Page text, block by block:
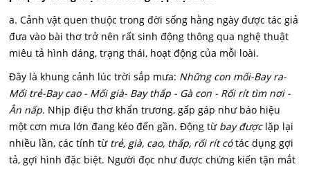
a. Cảnh vật quen thuộc trong đời sống hằng ngày được tác giả
đưa vào bài thơ trở nên rất sinh động thông qua nghệ thuật
miêu tả hình dáng, trạng thái, hoạt động của mỗi loài.
Đây là khung cảnh lúc trời sắp mưa: Những con mối-Bay ra-
Mối trẻ-Bay cao - Mối già- Bay thấp - Gà con - Rối rít tìm nơi -
Ân nấp. Nhịp điệu thơ khẩn trương, gấp gáp như báo hiệu
một cơn mưa lớn đang kéo đến gần. Động từ bay đượclặp lại
nhiều lần, các tính từ trẻ, già, cao, thấp, rối rít cótác dụng gợi
tả, gợi hình đặc biệt. Người đọc như được chứng kiến tận mắt